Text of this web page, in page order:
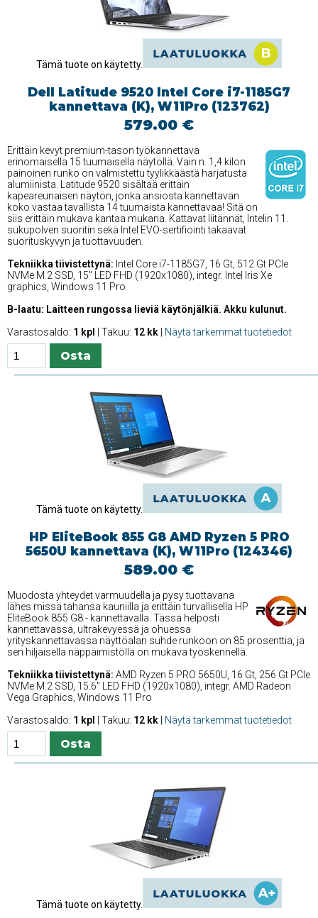
Tämä tuote on käytetty.
Dell Latitude 9520 Intel Core i7-1185G7
kannettava (K), W11Pro (123762)
579.00 €
Erittäin kevyt premium-tason työkannettava
erinomaisella 15 tuumaisella näytöllä. Vain n. 1,4 kilon
painoinen runko on valmistettu tyylikkäästä harjatusta
alumiinista. Latitude 9520 sisältää erittäin
kapeareunaisen näytön, jonka ansiosta kannettavan
koko vastaa tavallista 14 tuumaista kannettavaa! Sitä on
siis erittäin mukava kantaa mukana. Kattavat liitännät, Intelin 11.
sukupolven suoritin sekä Intel EVO-sertifiointi takaavat
suorituskyvyn ja tuottavuuden.
Tekniikka tiivistettynä: Intel Core i7-1185G7, 16 Gt, 512 Gt PCIe
NVMe M.2 SSD, 15'' LED FHD (1920x1080), integr. Intel Iris Xe
graphics, Windows 11 Pro
B-laatu: Laitteen rungossa lieviä käytönjälkiä. Akku kulunut.
Varastosaldo: 1 kpl | Takuu: 12 kk Näytä tarkemmat tuotetiedot
Tämä tuote on käytetty.
HP EliteBook 855 G8 AMD Ryzen 5 PRO
5650U kannettava (K), W11Pro (124346)
589.00 €
Muodosta yhteydet varmuudella ja pysy tuottavana
lähes missä tahansa kauniilla ja erittäin turvallisella HP
EliteBook 855 G8 - kannettavalla. Tässä helposti
kannettavassa, ultrakevyessä ja ohuessa
yrityskannettavassa näyttöalan suhde runkoon on 85 prosenttia, ja
sen hiljaisella näppäimistöllä on mukava työskennellä.
Tekniikka tiivistettynä: AMD Ryzen 5 PRO 5650U, 16 Gt, 256 Gt PCIe
NVMe M.2 SSD, 15.6'' LED FHD (1920x1080), integr. AMD Radeon
Vega Graphics, Windows 11 Pro
Varastosaldo: 1 kpl | Takuu: 12 kk Näytä tarkemmat tuotetiedot
Tämä tuote on käytetty.